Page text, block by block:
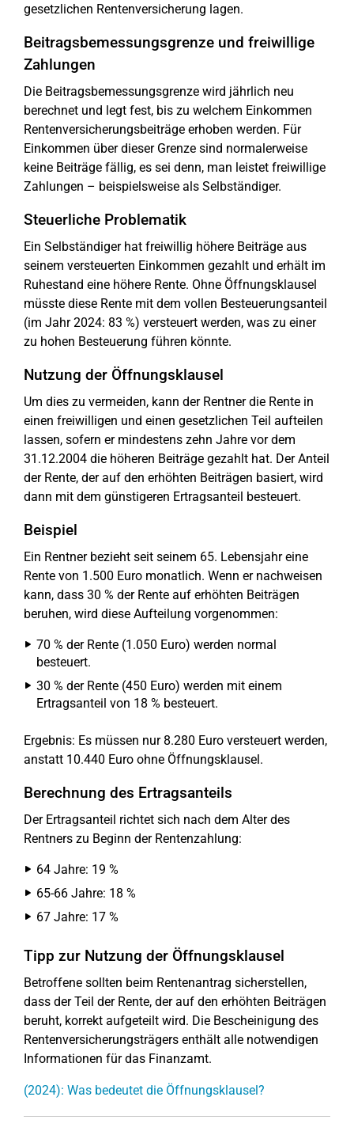
gesetzlichen Rentenversicherung lagen.
Beitragsbemessungsgrenze und freiwillige
Zahlungen
Die Beitragsbemessungsgrenze wird jährlich neu
berechnet und legt fest, bis zu welchem Einkommen
Rentenversicherungsbeiträge erhoben werden. Für
Einkommen über dieser Grenze sind normalerweise
keine Beiträge fällig, es sei denn, man leistet freiwillige
Zahlungen – beispielsweise als Selbständiger.
Steuerliche Problematik
Ein Selbständiger hat freiwillig höhere Beiträge aus
seinem versteuerten Einkommen gezahlt und erhält im
Ruhestand eine höhere Rente. Ohne Öffnungsklausel
müsste diese Rente mit dem vollen Besteuerungsanteil
(im Jahr 2024: 83 %) versteuert werden, was zu einer
zu hohen Besteuerung führen könnte.
Nutzung der Öffnungsklausel
Um dies zu vermeiden, kann der Rentner die Rente in
einen freiwilligen und einen gesetzlichen Teil aufteilen
lassen, sofern er mindestens zehn Jahre vor dem
31.12.2004 die höheren Beiträge gezahlt hat. Der Anteil
der Rente, der auf den erhöhten Beiträgen basiert, wird
dann mit dem günstigeren Ertragsanteil besteuert.
Beispiel
Ein Rentner bezieht seit seinem 65. Lebensjahr eine
Rente von 1.500 Euro monatlich. Wenn er nachweisen
kann, dass 30 % der Rente auf erhöhten Beiträgen
beruhen, wird diese Aufteilung vorgenommen:
70 % der Rente (1.050 Euro) werden normal
besteuert.
30 % der Rente (450 Euro) werden mit einem
Ertragsanteil von 18 % besteuert.
Ergebnis: Es müssen nur 8.280 Euro versteuert werden,
anstatt 10.440 Euro ohne Öffnungsklausel.
Berechnung des Ertragsanteils
Der Ertragsanteil richtet sich nach dem Alter des
Rentners zu Beginn der Rentenzahlung:
64 Jahre: 19 %
65-66 Jahre: 18 %
67 Jahre: 17 %
Tipp zur Nutzung der Öffnungsklausel
Betroffene sollten beim Rentenantrag sicherstellen,
dass der Teil der Rente, der auf den erhöhten Beiträgen
beruht, korrekt aufgeteilt wird. Die Bescheinigung des
Rentenversicherungsträgers enthält alle notwendigen
Informationen für das Finanzamt.
(2024): Was bedeutet die Öffnungsklausel?